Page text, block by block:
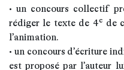
• un concours collectif
rédiger le texte de 4e de
l’animation.
• un concours d’écriture
est proposé par l’auteur